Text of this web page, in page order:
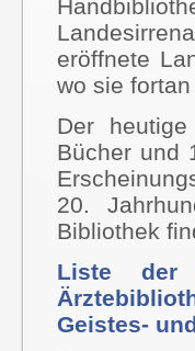
eröffnete
wo sie
Der
Bücher und
20.
Bibliothek
Liste der
Geistes-